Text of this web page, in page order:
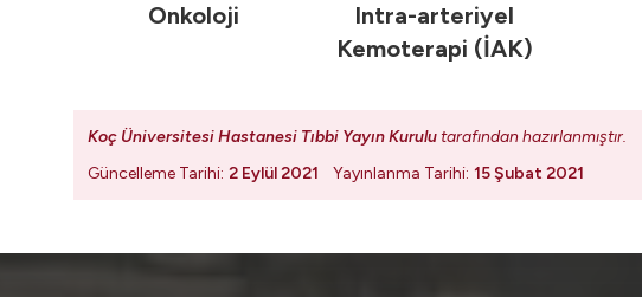
Onkoloji
Intra-arteriyel
Kemoterapi (İAK)
Koç Üniversitesi Hastanesi Tıbbi Yayın Kurulu tarafından hazırlanmıştır.
Güncelleme Tarihi: 2 Eylül 2021 Yayınlanma Tarihi: 15 Şubat 2021